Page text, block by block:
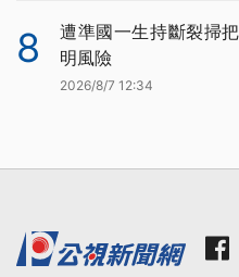
8
遭準國一生持斷裂掃
明風險
2026/8/7 12:34